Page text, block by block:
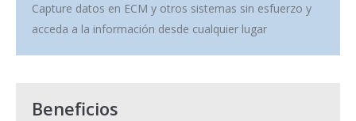
Capture datos en ECM y otros sistemas sin esfuerzo y
acceda a la información desde cualquier lugar
Beneficios